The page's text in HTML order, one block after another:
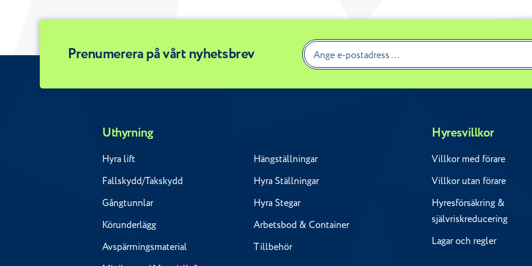
Prenumerera på vårt nyhetsbrev
Uthyrning
Hyra lift
Fallskydd/Takskydd
Gångtunnlar
Körunderlägg
Avspärrningsmaterial
Hängställningar
Hyra Ställningar
Hyra Stegar
Arbetsbod & Container
Tillbehör
Hyresvillkor
Villkor med förare
Villkor utan förare
Hyresförsäkring &
självriskreducering
Lagar och regler